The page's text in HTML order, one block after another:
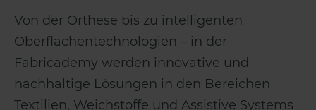
Von der Orthese bis zu intelligenten
Oberflächentechnologien – in der
Fabricademy werden innovative und
nachhaltige Lösungen in den Bereichen
Textilien, Weichstoffe und Assistive Systems